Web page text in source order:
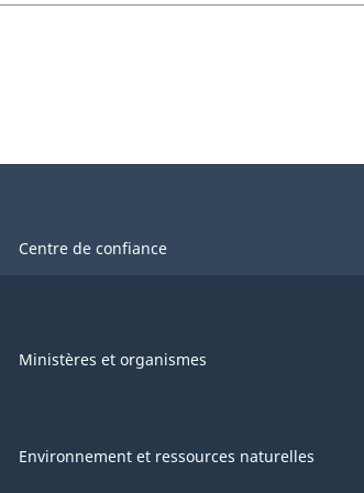
Centre de confiance
Ministères et organismes
Environnement et ressources naturelles